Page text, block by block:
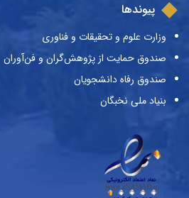
پیوندها
وزارت علوم و تحقیقات و فناوری
صندوق حمایت از پژوهش‌گران و فن‌آوران
صندوق رفاه دانشجویان
بنیاد ملی نخبگان